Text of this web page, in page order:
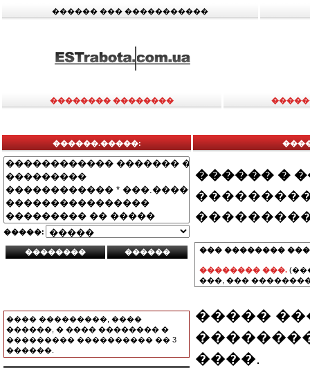
������ ��� �����������
�������� ��������
������.�����:
�����:
���� ���������, ����
������, � ���� �������� �
��������� ���������� �� 3
������.
������ �
��� ��������
�������� ���.
���, ���
�����
����.